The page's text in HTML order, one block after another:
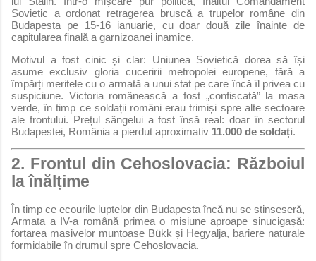
Sovietic a ordonat retragerea bruscă a trupelor române din
Budapesta pe 15-16 ianuarie, cu doar două zile înainte de
capitularea finală a garnizoanei inamice.
Motivul a fost cinic și clar: Uniunea Sovietică dorea să își
asume exclusiv gloria cuceririi metropolei europene, fără a
împărți meritele cu o armată a unui stat pe care încă îl privea cu
suspiciune. Victoria românească a fost „confiscată” la masa
verde, în timp ce soldații români erau trimiși spre alte sectoare
ale frontului. Prețul sângelui a fost însă real: doar în sectorul
Budapestei, România a pierdut aproximativ 11.000 de soldați.
2. Frontul din Cehoslovacia: Războiul
la înălțime
În timp ce ecourile luptelor din Budapesta încă nu se stinseseră,
Armata a IV-a română primea o misiune aproape sinucigașă:
forțarea masivelor muntoase Bükk și Hegyalja, bariere naturale
formidabile în drumul spre Cehoslovacia.